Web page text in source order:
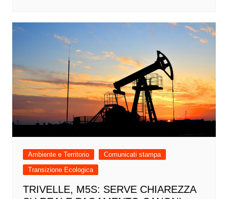
Ambiente e Territorio
Comunicati stampa
Transizione Ecologica
TRIVELLE, M5S: SERVE CHIAREZZA